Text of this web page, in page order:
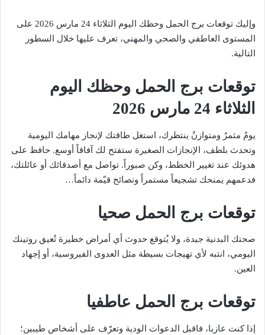
وإليك توقعات برج الحمل وحظك اليوم الثلاثاء 24 مارس 2026 على
المستوى العاطفي والصحي والمهني، تعرف عليها خلال السطور
التالية.
توقعات برج الحمل وحظك اليوم
الثلاثاء 24 مارس 2026
يومٌ مثمرٌ ومتوازنٌ ينتظرك، استغل طاقتك لإنجاز مهامك اليومية
وتحدث بلطف، الإنجازات الصغيرة ستفتح لك آفاقاً أوسع. حافظ على
هدوئك عند تغيير الخطط، وكن صبوراً. تواصل مع أصدقائك أو عائلتك،
فدعمهم يمنحك تشجيعاً مستمراً ونصائح قيّمة دائماً…
توقعات برج الحمل صحيا
صحتك البدنية جيدة، ولا يُتوقع حدوث أي أمراض خطيرة تُعيق روتينك
اليومي، انتبه لأي تهيجات بسيطة مثل العدوى الفيروسية، أو إجهاد
العين.
توقعات برج الحمل عاطفيا
إذا كنت عازبا، فاقبل الدعوات الودية وتعرّف على أشخاص طيبين؛